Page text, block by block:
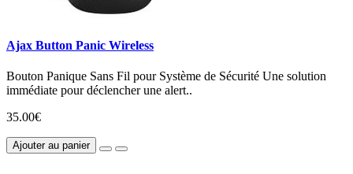
Ajax Button Panic Wireless
Bouton Panique Sans Fil pour Système de Sécurité Une solution
immédiate pour déclencher une alert..
35.00€
Ajouter au panier